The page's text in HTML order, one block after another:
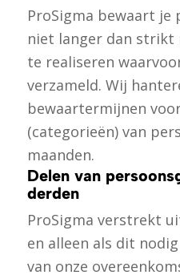
ProSigma bewaart je
niet langer dan strikt
te realiseren
verzameld. Wij
bewaartermijnen
(categorieën) van
maanden.
Delen van
derden
ProSigma verstrekt
en alleen als dit
van onze